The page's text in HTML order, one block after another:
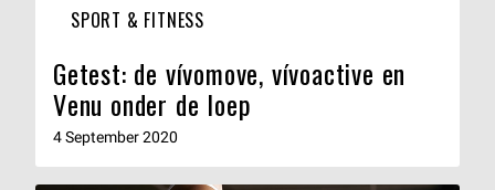
SPORT & FITNESS
Getest: de vívomove, vívoactive en
Venu onder de loep
4 September 2020